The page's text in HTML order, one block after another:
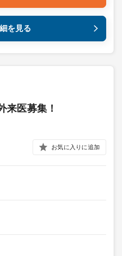
を見る
来医募集！
お気に入りに追加